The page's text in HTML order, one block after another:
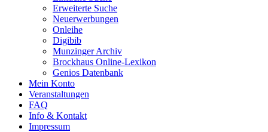
Erweiterte Suche
Neuerwerbungen
Onleihe
Digibib
Munzinger Archiv
Brockhaus Online-Lexikon
Genios Datenbank
Mein Konto
Veranstaltungen
FAQ
Info & Kontakt
Impressum